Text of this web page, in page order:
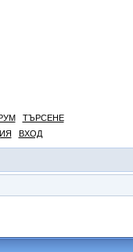
ТЪРСЕНЕ
ВХОД